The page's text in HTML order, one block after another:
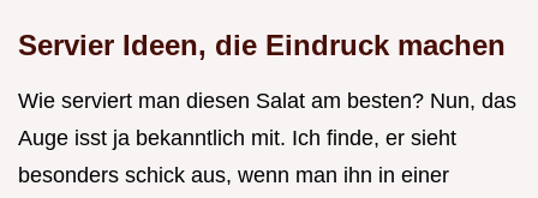
Servier Ideen, die Eindruck machen
Wie serviert man diesen Salat am besten? Nun, das
Auge isst ja bekanntlich mit. Ich finde, er sieht
besonders schick aus, wenn man ihn in einer